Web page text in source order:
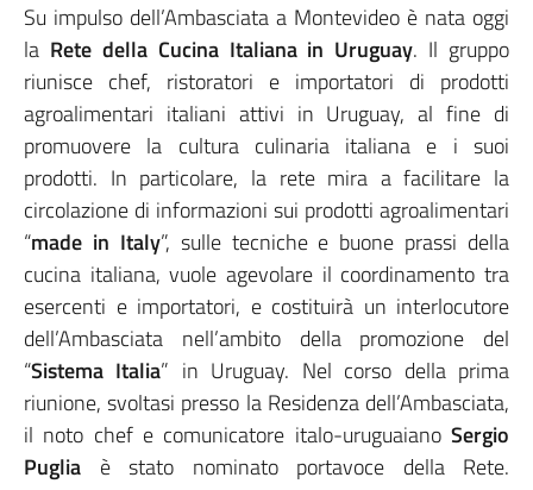
Su impulso dell’Ambasciata a Montevideo è nata oggi
la Rete della Cucina Italiana in Uruguay. Il gruppo
riunisce chef, ristoratori e importatori di prodotti
agroalimentari italiani attivi in Uruguay, al fine di
promuovere la cultura culinaria italiana e i suoi
prodotti. In particolare, la rete mira a facilitare la
circolazione di informazioni sui prodotti agroalimentari
“made in Italy”, sulle tecniche e buone prassi della
cucina italiana, vuole agevolare il coordinamento tra
esercenti e importatori, e costituirà un interlocutore
dell’Ambasciata nell’ambito della promozione del
“Sistema Italia” in Uruguay. Nel corso della prima
riunione, svoltasi presso la Residenza dell’Ambasciata,
il noto chef e comunicatore italo-uruguaiano Sergio
Puglia è stato nominato portavoce della Rete.